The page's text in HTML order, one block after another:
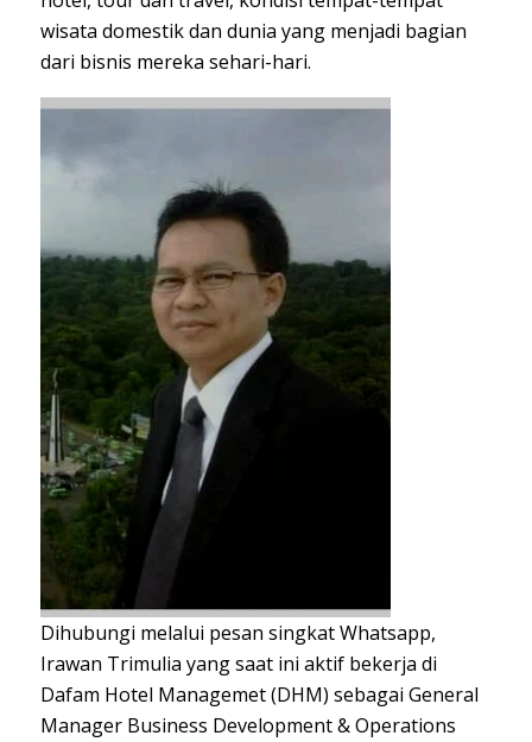
wisata domestik dan dunia yang menjadi bagian
dari bisnis mereka sehari-hari.
Dihubungi melalui pesan singkat Whatsapp,
Irawan Trimulia yang saat ini aktif bekerja di
Dafam Hotel Managemet (DHM) sebagai General
Manager Business Development & Operations